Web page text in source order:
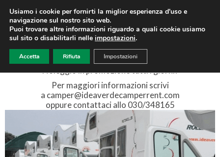
NOLEGGIO IN PROMOZIONE TUTTI I GIORNI
Noleggio in promozione tutti i giorni!
Per maggiori informazioni scrivi
a camper@ideaverdecamperrent.com
oppure contattaci allo 030/348165
Usiamo i cookie per fornirti la miglior esperienza d'uso e
navigazione sul nostro sito web.
Puoi trovare altre informazioni riguardo a quali cookie usiamo
sul sito o disabilitarli nelle impostazioni.
Accetta Rifiuta Impostazioni